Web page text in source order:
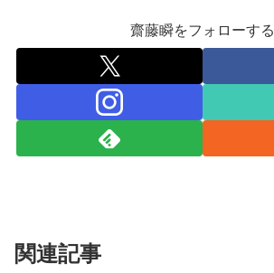
齋藤瞬をフォローする
関連記事